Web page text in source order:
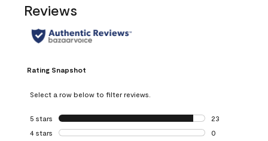
Reviews
Rating Snapshot
Select a row below to filter reviews.
5 stars stars
23
23 reviews with
4 stars stars
0